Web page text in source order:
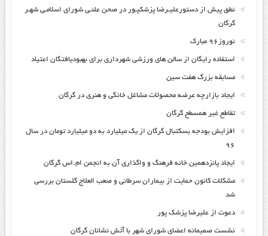
نطق پیش از دستورعلیـرضا پزشکپـور در صحن علنـی شورای اسلامـی شهـر
گرگان
نوروز۹۶ مبارک
استفاده رایگان از سالن های ورزشی شهرداری برای بهبودیافتگان اعتیاد
مسابقه بزرگ هفت سین
ایجاد بازارچه عرضه محصولات مشاغل خانگی و هنری در گرگان
تقاطع غیر همسطح گرگان
افزایش بودجه بسکتبال گرگان از یک میلیارد به دو میلیارد تومان در سال
۹۶
ایجاد پانزدهمین خانه فرهنگ و واگذاری آن به انجمن ام.اس گرگان
مشکلات کانون حمایت از بیماران سرطانی و صعب العلاج گلستان بررسی
شد
دعوت از علیرضا پزشک پور
نشست صمیمانه اعضای شورای شهر با آتش نشانان گرگان